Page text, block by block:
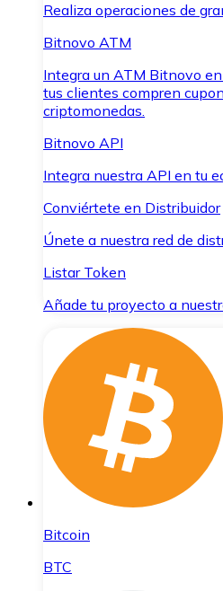
Realiza operaciones de
Bitnovo ATM
Integra un ATM Bitnovo
tus clientes compren
criptomonedas.
Bitnovo API
Integra nuestra API en tu
Conviértete en Distribuidor
Únete a nuestra red de
Listar Token
Añade tu proyecto a
Bitcoin
BTC